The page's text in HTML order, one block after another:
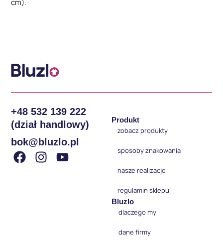
cm).
+48 532 139 222
(dział handlowy)
bok@bluzlo.pl
Produkt
zobacz produkty
sposoby znakowania
nasze realizacje
regulamin sklepu
Bluzlo
dlaczego my
dane firmy